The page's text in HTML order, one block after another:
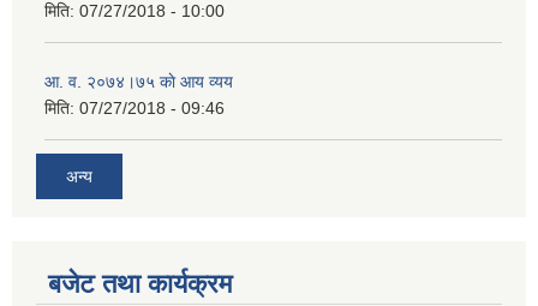
मिति: 07/27/2018 - 10:00
आ‍. व. २०७४।७५ काे आय व्यय
मिति: 07/27/2018 - 09:46
अन्य
बजेट तथा कार्यक्रम